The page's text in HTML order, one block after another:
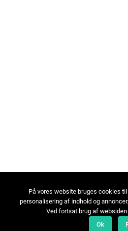
På vores website bruges cookies
personalisering af indhold og
Ved fortsat brug af
Ok